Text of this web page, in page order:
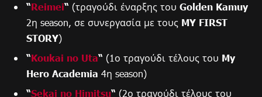
“Reimei“ (τραγούδι έναρξης του Golden Kamuy
2η season, σε συνεργασία με τους MY FIRST
STORY)
“Koukai no Uta“ (1ο τραγούδι τέλους του My
Hero Academia 4η season)
“Sekai no Himitsu“ (2ο τραγούδι τέλους του